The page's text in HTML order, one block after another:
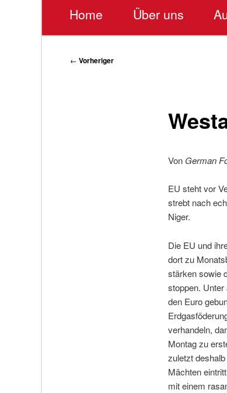
Home Über uns
Beitragsnavigation
← Vorheriger
Von German
EU steht vor
strebt nach
Niger.
Die EU und
dort zu
stärken sowie
stoppen.
den Euro
verhandeln,
Montag zu
zuletzt
Mächten
mit einem